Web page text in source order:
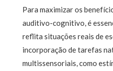
Para maximizar os
auditivo-cognitivo, é
reflita situações reais de
incorporação de tarefas
multissensoriais, como